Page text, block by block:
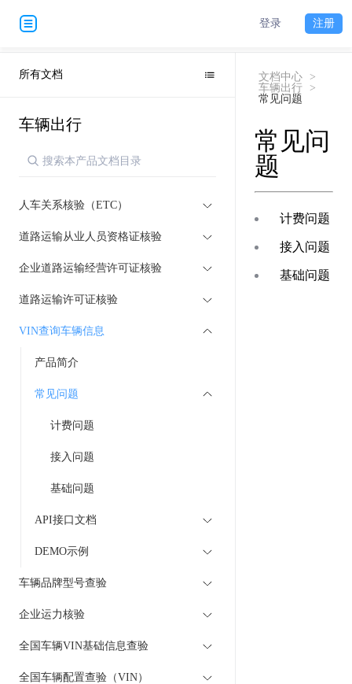
登录 注册
所有文档
车辆出行
人车关系核验（ETC）
道路运输从业人员资格证核验
企业道路运输经营许可证核验
道路运输许可证核验
VIN查询车辆信息
产品简介
常见问题
计费问题
接入问题
基础问题
API接口文档
DEMO示例
车辆品牌型号查验
企业运力核验
全国车辆VIN基础信息查验
全国车辆配置查验（VIN）
文档中心
>
车辆出行
>
常见问题
常见问
题
计费问题
接入问题
基础问题